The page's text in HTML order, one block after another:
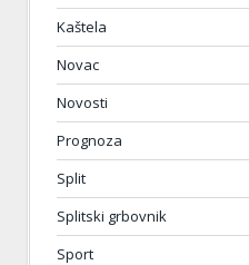
Kaštela
Novac
Novosti
Prognoza
Split
Splitski grbovnik
Sport